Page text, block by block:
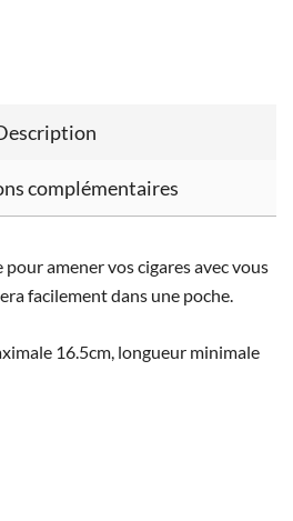
complémentaires
amener vos cigares avec vous
facilement dans une poche.
16.5cm, longueur minimale